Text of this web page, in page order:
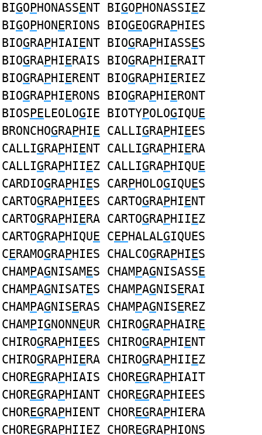
BIGOPHONASSENT BIGOPHONASSIEZ
BIGOPHONERIONS BIOGEOGRAPHIES
BIOGRAPHIAIENT BIOGRAPHIASSES
BIOGRAPHIERAIS BIOGRAPHIERAIT
BIOGRAPHIERENT BIOGRAPHIERIEZ
BIOGRAPHIERONS BIOGRAPHIERONT
BIOSPELEOLOGIE BIOTYPOLOGIQUE
BRONCHOGRAPHIE CALLIGRAPHIEES
CALLIGRAPHIENT CALLIGRAPHIERA
CALLIGRAPHIIEZ CALLIGRAPHIQUE
CARDIOGRAPHIES CARPHOLOGIQUES
CARTOGRAPHIEES CARTOGRAPHIENT
CARTOGRAPHIERA CARTOGRAPHIIEZ
CARTOGRAPHIQUE CEPHALALGIQUES
CERAMOGRAPHIES CHALCOGRAPHIES
CHAMPAGNISAMES CHAMPAGNISASSE
CHAMPAGNISATES CHAMPAGNISERAI
CHAMPAGNISERAS CHAMPAGNISEREZ
CHAMPIGNONNEUR CHIROGRAPHAIRE
CHIROGRAPHIEES CHIROGRAPHIENT
CHIROGRAPHIERA CHIROGRAPHIIEZ
CHOREGRAPHIAIS CHOREGRAPHIAIT
CHOREGRAPHIANT CHOREGRAPHIEES
CHOREGRAPHIENT CHOREGRAPHIERA
CHOREGRAPHIIEZ CHOREGRAPHIONS